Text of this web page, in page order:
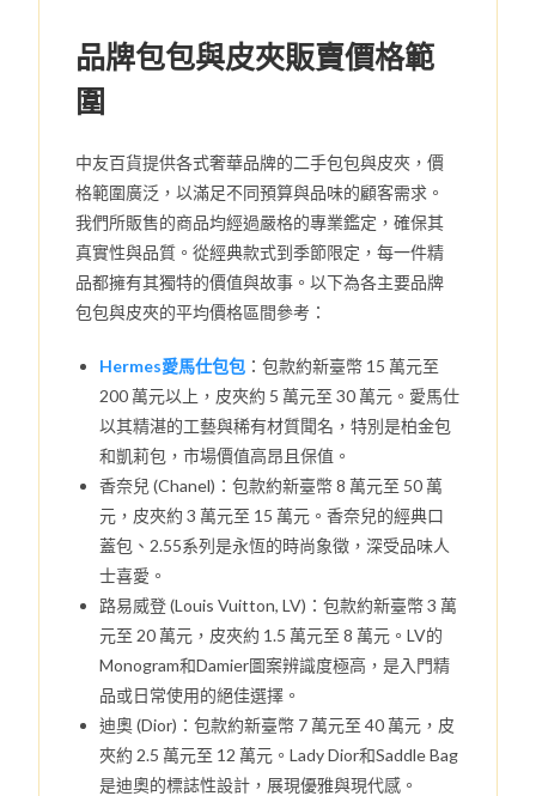
品牌包包與皮夾販賣價格範
圍
中友百貨提供各式奢華品牌的二手包包與皮夾，價
格範圍廣泛，以滿足不同預算與品味的顧客需求。
我們所販售的商品均經過嚴格的專業鑑定，確保其
真實性與品質。從經典款式到季節限定，每一件精
品都擁有其獨特的價值與故事。以下為各主要品牌
包包與皮夾的平均價格區間參考：
Hermes愛馬仕包包 ：包款約新臺幣 15 萬元至
200 萬元以上，皮夾約 5 萬元至 30 萬元。愛馬仕
以其精湛的工藝與稀有材質聞名，特別是柏金包
和凱莉包，市場價值高昂且保值。
香奈兒 (Chanel)：包款約新臺幣 8 萬元至 50 萬
元，皮夾約 3 萬元至 15 萬元。香奈兒的經典口
蓋包、2.55系列是永恆的時尚象徵，深受品味人
士喜愛。
路易威登 (Louis Vuitton, LV)：包款約新臺幣 3 萬
元至 20 萬元，皮夾約 1.5 萬元至 8 萬元。LV的
Monogram和Damier圖案辨識度極高，是入門精
品或日常使用的絕佳選擇。
迪奧 (Dior)：包款約新臺幣 7 萬元至 40 萬元，皮
夾約 2.5 萬元至 12 萬元。Lady Dior和Saddle Bag
是迪奧的標誌性設計，展現優雅與現代感。